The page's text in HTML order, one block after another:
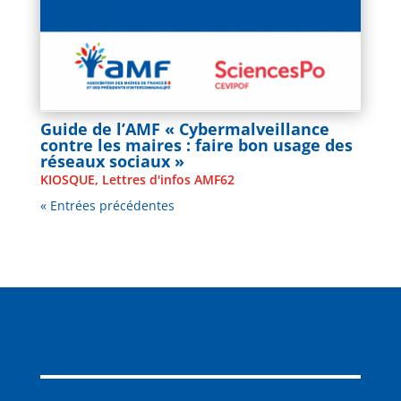
Guide de l’AMF « Cybermalveillance
contre les maires : faire bon usage des
réseaux sociaux »
KIOSQUE, Lettres d'infos AMF62
« Entrées précédentes